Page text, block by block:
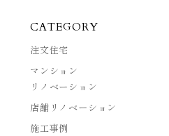
CATEGORY
注文住宅
マンション
リノベーション
店舗リノベーション
施工事例